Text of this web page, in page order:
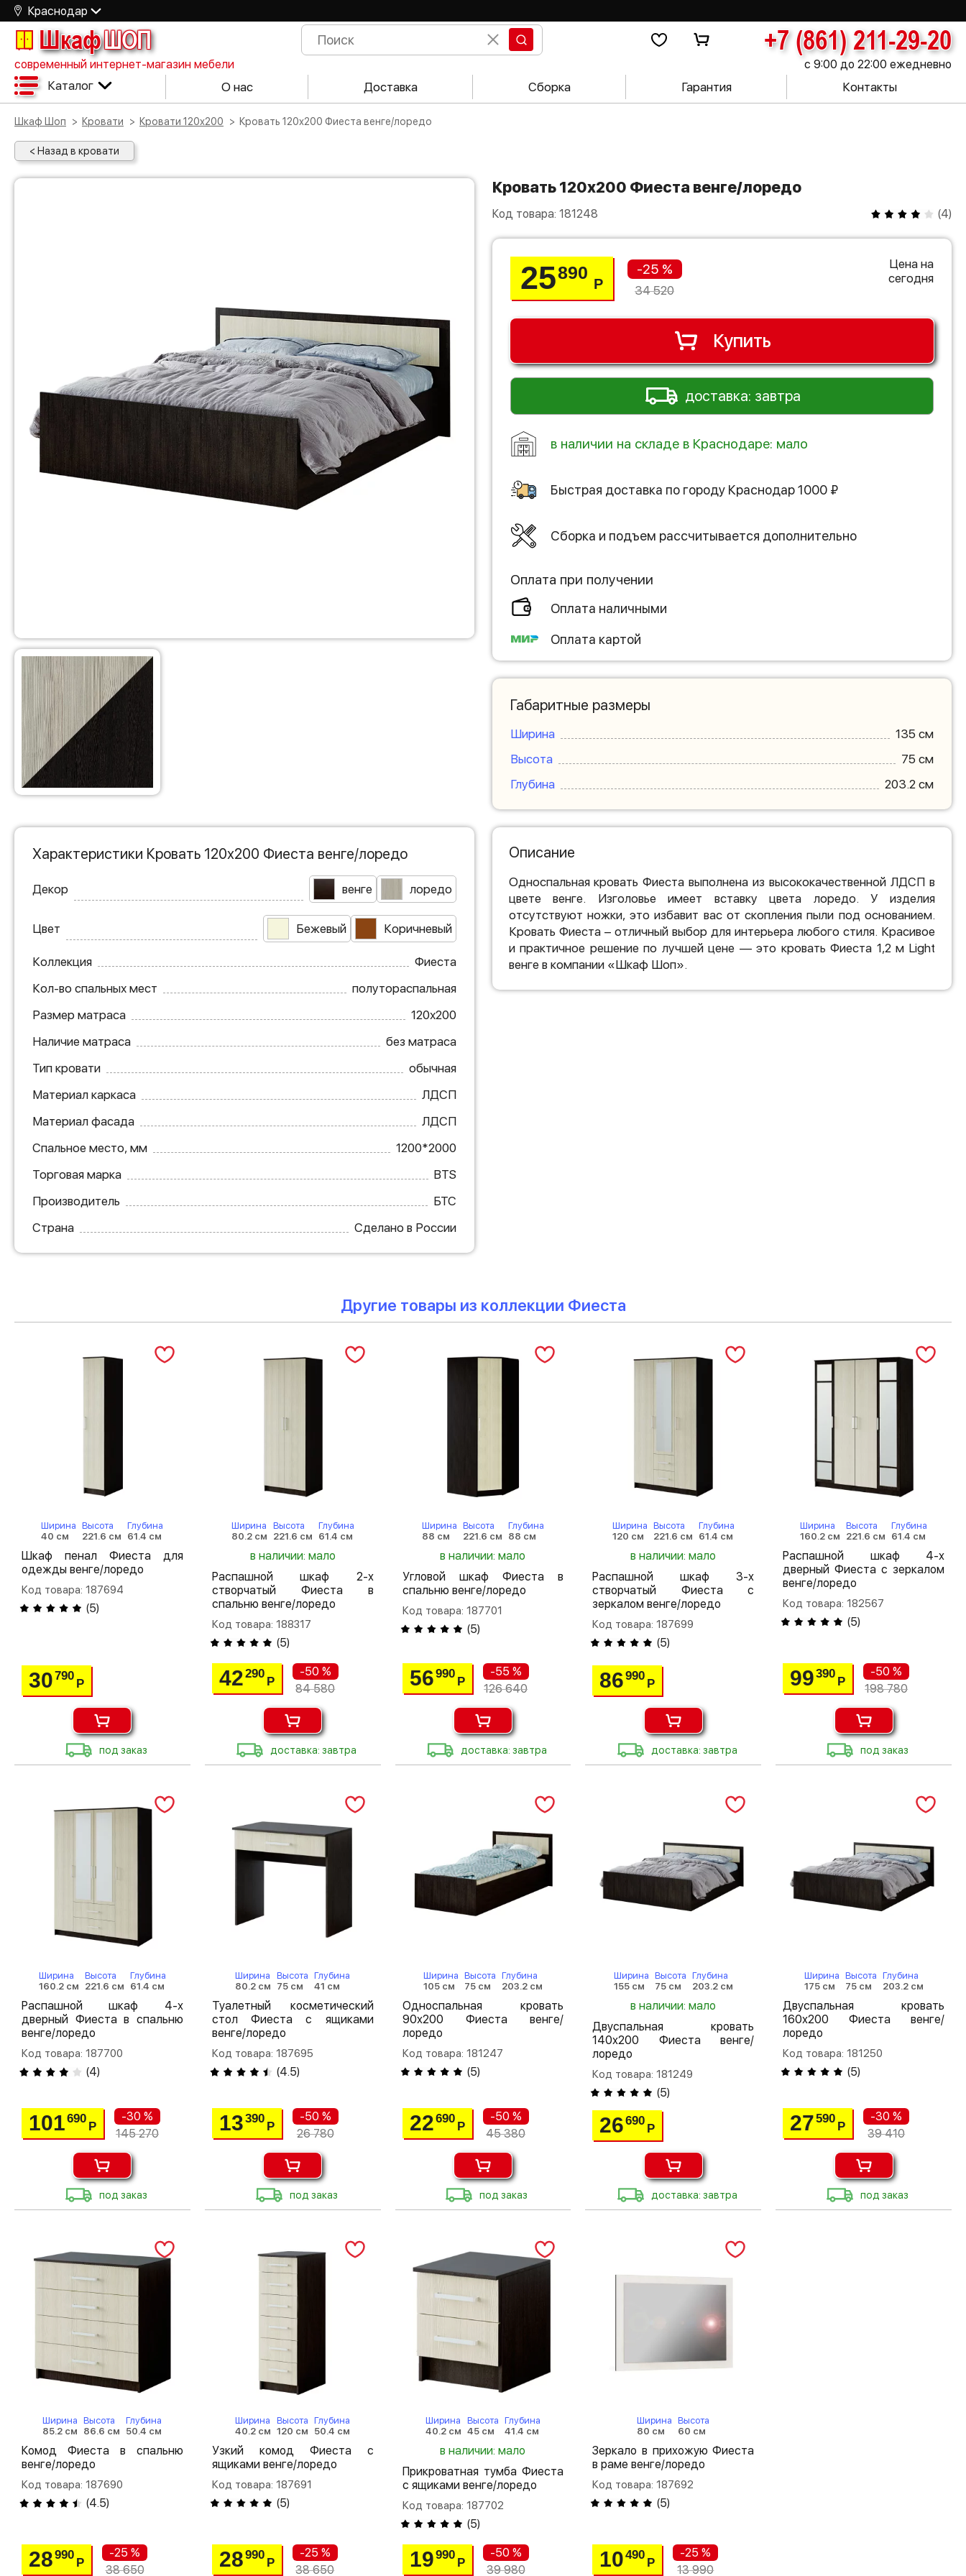
Краснодар
ШкафШОП +7 (861) 211-29-20
современный интернет-магазин мебели с 9:00 до 22:00 ежедневно
Каталог О нас Доставка Сборка Гарантия Контакты
Шкаф Шоп Кровати Кровати 120х200 Кровать 120х200 Фиеста венге/лоредо
< Назад в кровати
Кровать 120х200 Фиеста венге/лоредо
Код товара: 181248 (4)
25890
Р
-25 %
34 520
Цена на
сегодня
Купить
доставка: завтра
в наличии на складе в Краснодаре: мало
Быстрая доставка по городу Краснодар 1000 ₽
Сборка и подъем рассчитывается дополнительно
Оплата при получении
Оплата наличными
Оплата картой
Габаритные размеры
Ширина
135 см
Высота
75 см
Глубина
203.2 см
Характеристики Кровать 120х200 Фиеста венге/лоредо
Декор венге лоредо
Цвет Бежевый Коричневый
Коллекция
Фиеста
Кол-во спальных мест
полутораспальная
Размер матраса
120х200
Наличие матраса
без матраса
Тип кровати
обычная
Материал каркаса
ЛДСП
Материал фасада
ЛДСП
Спальное место, мм
1200*2000
Торговая марка
BTS
Производитель
БТС
Страна
Сделано в России
Описание
Односпальная кровать Фиеста выполнена из высококачественной ЛДСП в
цвете венге. Изголовье имеет вставку цвета лоредо. У изделия
отсутствуют ножки, это избавит вас от скопления пыли под основанием.
Кровать Фиеста – отличный выбор для интерьера любого стиля. Красивое
и практичное решение по лучшей цене — это кровать Фиеста 1,2 м Light
венге в компании «Шкаф Шоп».
Другие товары из коллекции Фиеста
Ширина
40 см
Высота
221.6 см
Глубина
61.4 см
Шкаф пенал Фиеста для
одежды венге/лоредо
Код товара: 187694
(5)
30790
Р
под заказ
Ширина
80.2 см
Высота
221.6 см
Глубина
61.4 см
в наличии: мало
Распашной шкаф 2-х
створчатый Фиеста в
спальню венге/лоредо
Код товара: 188317
(5)
42290
Р
-50 %
84 580
доставка: завтра
Ширина
88 см
Высота
221.6 см
Глубина
88 см
в наличии: мало
Угловой шкаф Фиеста в
спальню венге/лоредо
Код товара: 187701
(5)
56990
Р
-55 %
126 640
доставка: завтра
Ширина
120 см
Высота
221.6 см
Глубина
61.4 см
в наличии: мало
Распашной шкаф 3-х
створчатый Фиеста с
зеркалом венге/лоредо
Код товара: 187699
(5)
86990
Р
доставка: завтра
Ширина
160.2 см
Высота
221.6 см
Глубина
61.4 см
Распашной шкаф 4-х
дверный Фиеста с зеркалом
венге/лоредо
Код товара: 182567
(5)
99390
Р
-50 %
198 780
под заказ
Ширина
160.2 см
Высота
221.6 см
Глубина
61.4 см
Распашной шкаф 4-х
дверный Фиеста в спальню
венге/лоредо
Код товара: 187700
(4)
101690
Р
-30 %
145 270
под заказ
Ширина
80.2 см
Высота
75 см
Глубина
41 см
Туалетный косметический
стол Фиеста с ящиками
венге/лоредо
Код товара: 187695
(4.5)
13390
Р
-50 %
26 780
под заказ
Ширина
105 см
Высота
75 см
Глубина
203.2 см
Односпальная кровать
90х200 Фиеста венге/
лоредо
Код товара: 181247
(5)
22690
Р
-50 %
45 380
под заказ
Ширина
155 см
Высота
75 см
Глубина
203.2 см
в наличии: мало
Двуспальная кровать
140х200 Фиеста венге/
лоредо
Код товара: 181249
(5)
26690
Р
доставка: завтра
Ширина
175 см
Высота
75 см
Глубина
203.2 см
Двуспальная кровать
160х200 Фиеста венге/
лоредо
Код товара: 181250
(5)
27590
Р
-30 %
39 410
под заказ
Ширина
85.2 см
Высота
86.6 см
Глубина
50.4 см
Комод Фиеста в спальню
венге/лоредо
Код товара: 187690
(4.5)
28990
Р
-25 %
38 650
Ширина
40.2 см
Высота
120 см
Глубина
50.4 см
Узкий комод Фиеста с
ящиками венге/лоредо
Код товара: 187691
(5)
28990
Р
-25 %
38 650
Ширина
40.2 см
Высота
45 см
Глубина
41.4 см
в наличии: мало
Прикроватная тумба Фиеста
с ящиками венге/лоредо
Код товара: 187702
(5)
19990
Р
-50 %
39 980
Ширина
80 см
Высота
60 см
Зеркало в прихожую Фиеста
в раме венге/лоредо
Код товара: 187692
(5)
10490
Р
-25 %
13 990